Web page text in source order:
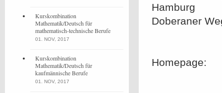
Hamburg
Doberaner
Homepage:
Kurskombination
Mathematik/Deutsch für
mathematisch-technische Berufe
01. NOV, 2017
Kurskombination
Mathematik/Deutsch für
kaufmännische Berufe
01. NOV, 2017